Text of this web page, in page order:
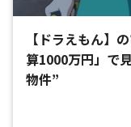
【ドラえもん】
算1000万円」で
物件”